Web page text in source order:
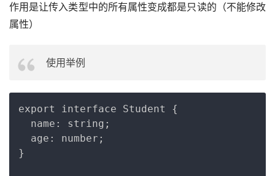
作用是让传入类型中的所有属性变成都是只读的（不能修改
属性）
使用举例
export interface Student {
  name: string;
  age: number;
}